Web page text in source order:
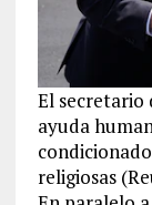
El secretario
ayuda
religiosas